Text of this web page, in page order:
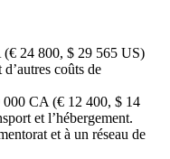
(€ 24 800, $ 29 565 US)
coûts de
CA (€ 12 400, $ 14
et l’hébergement.
et à un réseau de